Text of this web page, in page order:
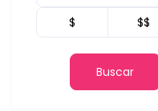
$ $$
Buscar